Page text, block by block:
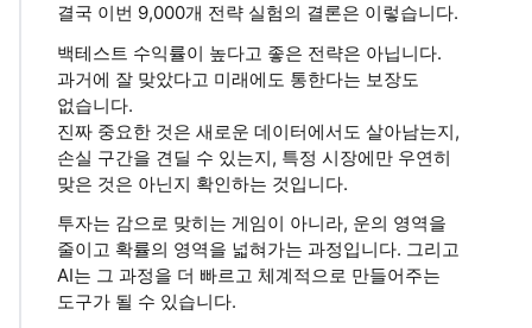
결국 이번 9,000개 전략 실험의 결론은 이렇습니다.
백테스트 수익률이 높다고 좋은 전략은 아닙니다.
과거에 잘 맞았다고 미래에도 통한다는 보장도
없습니다.
진짜 중요한 것은 새로운 데이터에서도 살아남는지,
손실 구간을 견딜 수 있는지, 특정 시장에만 우연히
맞은 것은 아닌지 확인하는 것입니다.
투자는 감으로 맞히는 게임이 아니라, 운의 영역을
줄이고 확률의 영역을 넓혀가는 과정입니다. 그리고
AI는 그 과정을 더 빠르고 체계적으로 만들어주는
도구가 될 수 있습니다.